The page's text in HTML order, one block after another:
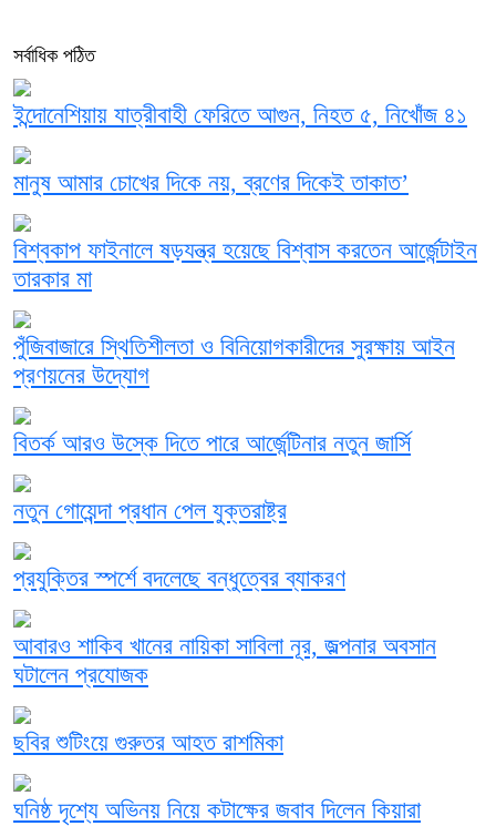
সর্বাধিক পঠিত
ইন্দোনেশিয়ায় যাত্রীবাহী ফেরিতে আগুন, নিহত ৫, নিখোঁজ ৪১
মানুষ আমার চোখের দিকে নয়, ব্রণের দিকেই তাকাত’
বিশ্বকাপ ফাইনালে ষড়যন্ত্র হয়েছে বিশ্বাস করতেন আর্জেন্টাইন
তারকার মা
পুঁজিবাজারে স্থিতিশীলতা ও বিনিয়োগকারীদের সুরক্ষায় আইন
প্রণয়নের উদ্যোগ
বিতর্ক আরও উস্কে দিতে পারে আর্জেন্টিনার নতুন জার্সি
নতুন গোয়েন্দা প্রধান পেল যুক্তরাষ্ট্র
প্রযুক্তির স্পর্শে বদলেছে বন্ধুত্বের ব্যাকরণ
আবারও শাকিব খানের নায়িকা সাবিলা নূর, জল্পনার অবসান
ঘটালেন প্রযোজক
ছবির শুটিংয়ে গুরুতর আহত রাশমিকা
ঘনিষ্ঠ দৃশ্যে অভিনয় নিয়ে কটাক্ষের জবাব দিলেন কিয়ারা